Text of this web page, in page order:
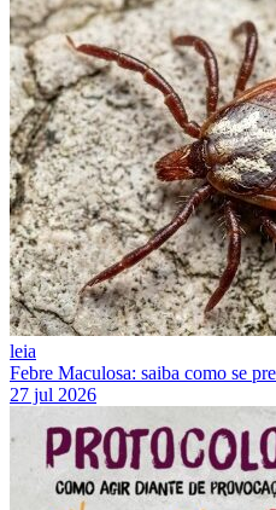
leia
Febre Maculosa: saiba como se
27 jul 2026